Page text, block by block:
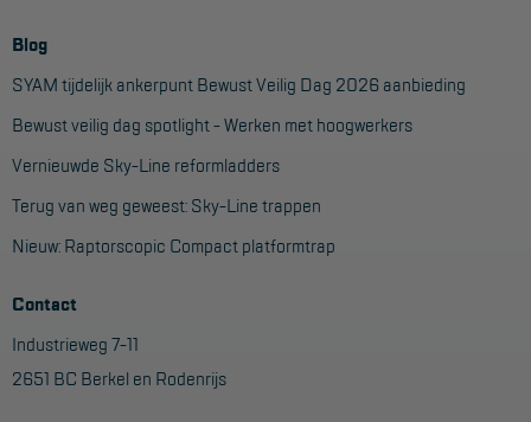
Webshop voorwaarden
Blog
SYAM tijdelijk ankerpunt Bewust Veilig Dag 2026 aanbieding
Bewust veilig dag spotlight - Werken met hoogwerkers
Vernieuwde Sky-Line reformladders
Terug van weg geweest: Sky-Line trappen
Nieuw: Raptorscopic Compact platformtrap
Contact
Industrieweg 7-11
2651 BC Berkel en Rodenrijs